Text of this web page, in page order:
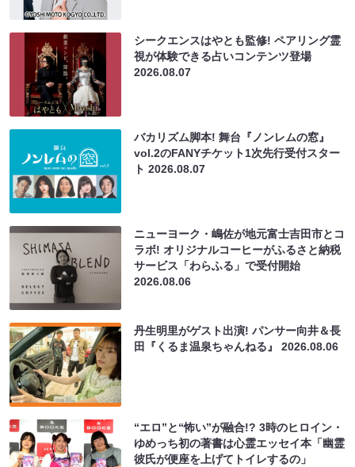
シークエンスはやとも監修! ペアリング霊
視が体験できる占いコンテンツ登場
2026.08.07
バカリズム脚本! 舞台『ノンレムの窓』
vol.2のFANYチケット1次先行受付スター
ト2026.08.07
ニューヨーク・嶋佐が地元富士吉田市とコ
ラボ! オリジナルコーヒーがふるさと納税
サービス「わらふる」で受付開始
2026.08.06
丹生明里がゲスト出演! パンサー向井＆長
田『くるま温泉ちゃんねる』2026.08.06
“エロ”と“怖い”が融合!? 3時のヒロイン・
ゆめっち初の著書は心霊エッセイ本「幽霊
彼氏が便座を上げてトイレするの」